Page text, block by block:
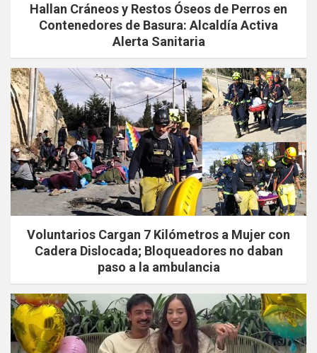
Hallan Cráneos y Restos Óseos de Perros en
Contenedores de Basura: Alcaldía Activa
Alerta Sanitaria
Voluntarios Cargan 7 Kilómetros a Mujer con
Cadera Dislocada; Bloqueadores no daban
paso a la ambulancia